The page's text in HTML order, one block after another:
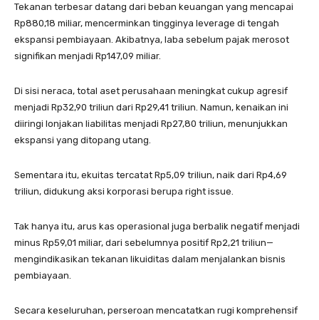
Tekanan terbesar datang dari beban keuangan yang mencapai
Rp880,18 miliar, mencerminkan tingginya leverage di tengah
ekspansi pembiayaan. Akibatnya, laba sebelum pajak merosot
signifikan menjadi Rp147,09 miliar.
Di sisi neraca, total aset perusahaan meningkat cukup agresif
menjadi Rp32,90 triliun dari Rp29,41 triliun. Namun, kenaikan ini
diiringi lonjakan liabilitas menjadi Rp27,80 triliun, menunjukkan
ekspansi yang ditopang utang.
Sementara itu, ekuitas tercatat Rp5,09 triliun, naik dari Rp4,69
triliun, didukung aksi korporasi berupa right issue.
Tak hanya itu, arus kas operasional juga berbalik negatif menjadi
minus Rp59,01 miliar, dari sebelumnya positif Rp2,21 triliun—
mengindikasikan tekanan likuiditas dalam menjalankan bisnis
pembiayaan.
Secara keseluruhan, perseroan mencatatkan rugi komprehensif